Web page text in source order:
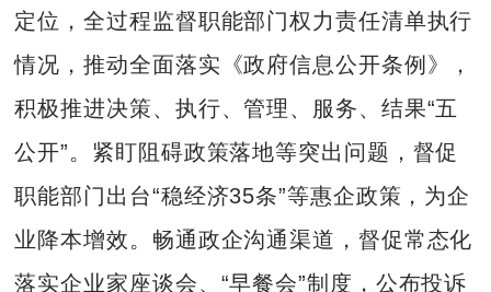
定位，全过程监督职能部门权力责任清单执行
情况，推动全面落实《政府信息公开条例》，
积极推进决策、执行、管理、服务、结果“五
公开”。紧盯阻碍政策落地等突出问题，督促
职能部门出台“稳经济35条”等惠企政策，为企
业降本增效。畅通政企沟通渠道，督促常态化
落实企业家座谈会、“早餐会”制度，公布投诉